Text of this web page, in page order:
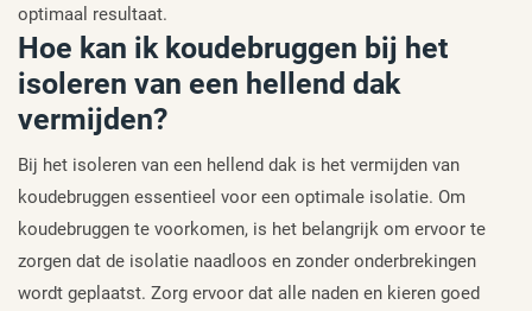
optimaal resultaat.
Hoe kan ik koudebruggen bij het
isoleren van een hellend dak
vermijden?
Bij het isoleren van een hellend dak is het vermijden van
koudebruggen essentieel voor een optimale isolatie. Om
koudebruggen te voorkomen, is het belangrijk om ervoor te
zorgen dat de isolatie naadloos en zonder onderbrekingen
wordt geplaatst. Zorg ervoor dat alle naden en kieren goed